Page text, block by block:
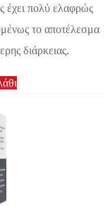
έχει πολύ ελαφρώς
το αποτέλεσμα
διάρκειας.